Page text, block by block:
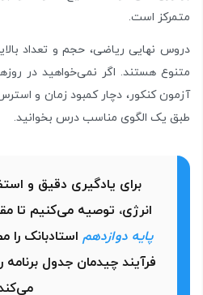
متمرکز است.
دروس نهایی ریاضی، حجم و تعداد
متنوع هستند. اگر نمی‌خواهید در
آزمون کنکور، دچار کمبود زمان و
طبق یک الگوی مناسب درس بخوانید.
برای یادگیری دقیق و
انرژی، توصیه می‌کنیم تا
پایه دوازدهم استادبانک را
فرآیند چیدمان جدول برنامه